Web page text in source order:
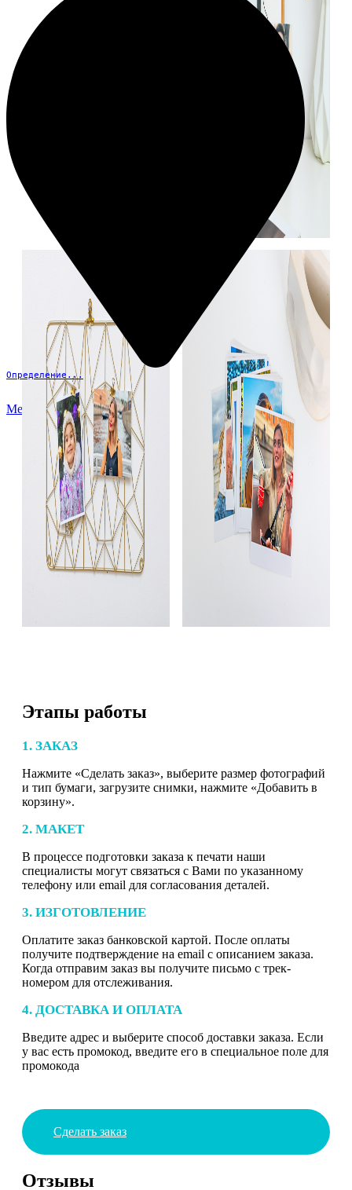
Определение...
Меню
Этапы работы
1. ЗАКАЗ
Нажмите «Сделать заказ», выберите размер фотографий
и тип бумаги, загрузите снимки, нажмите «Добавить в
корзину».
2. МАКЕТ
В процессе подготовки заказа к печати наши
специалисты могут связаться с Вами по указанному
телефону или email для согласования деталей.
3. ИЗГОТОВЛЕНИЕ
Оплатите заказ банковской картой. После оплаты
получите подтверждение на email с описанием заказа.
Когда отправим заказ вы получите письмо с трек-
номером для отслеживания.
4. ДОСТАВКА И ОПЛАТА
Введите адрес и выберите способ доставки заказа. Если
у вас есть промокод, введите его в специальное поле для
промокода
Сделать заказ
Отзывы